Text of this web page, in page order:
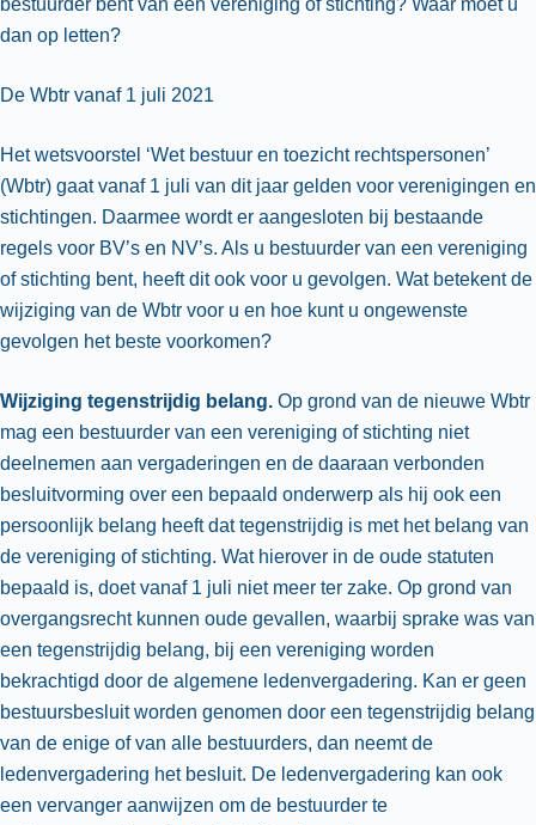
bestuurder bent van een vereniging of stichting? Waar moet u
dan op letten?
De Wbtr vanaf 1 juli 2021
Het wetsvoorstel ‘Wet bestuur en toezicht rechtspersonen’
(Wbtr) gaat vanaf 1 juli van dit jaar gelden voor verenigingen en
stichtingen. Daarmee wordt er aangesloten bij bestaande
regels voor BV’s en NV’s. Als u bestuurder van een vereniging
of stichting bent, heeft dit ook voor u gevolgen. Wat betekent de
wijziging van de Wbtr voor u en hoe kunt u ongewenste
gevolgen het beste voorkomen?
Wijziging tegenstrijdig belang. Op grond van de nieuwe Wbtr
mag een bestuurder van een vereniging of stichting niet
deelnemen aan vergaderingen en de daaraan verbonden
besluitvorming over een bepaald onderwerp als hij ook een
persoonlijk belang heeft dat tegenstrijdig is met het belang van
de vereniging of stichting. Wat hierover in de oude statuten
bepaald is, doet vanaf 1 juli niet meer ter zake. Op grond van
overgangsrecht kunnen oude gevallen, waarbij sprake was van
een tegenstrijdig belang, bij een vereniging worden
bekrachtigd door de algemene ledenvergadering. Kan er geen
bestuursbesluit worden genomen door een tegenstrijdig belang
van de enige of van alle bestuurders, dan neemt de
ledenvergadering het besluit. De ledenvergadering kan ook
een vervanger aanwijzen om de bestuurder te